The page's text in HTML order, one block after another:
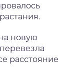
новую
расстояние